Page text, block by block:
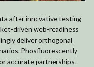
after innovative testing
driven web-readiness
deliver orthogonal
Phosfluorescently
accurate partnerships.